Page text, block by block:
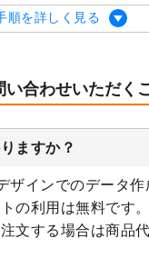
開いたしました。
年版1月始まりのカレ
ジナルサイズ、変型サ
うになりました！
ットのデザインテンプ
た。
商品】チケット
が作成
ました！
・エステのチラシデザ
追加しました。
順を詳しく見る
い合わせいただく
ますか？
ザインでのデータ作
の利用は無料です。
文する場合は商品